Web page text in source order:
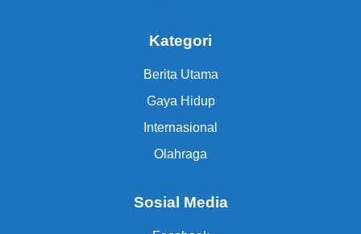
Kategori
Berita Utama
Gaya Hidup
Internasional
Olahraga
Sosial Media